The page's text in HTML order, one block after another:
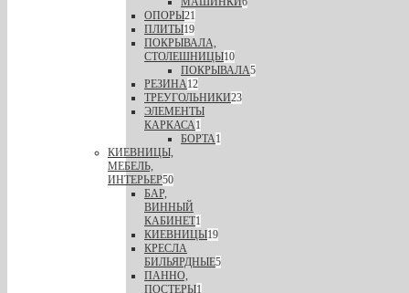
ОПОРЫ21
ПЛИТЫ19
ПОКРЫВАЛА,
СТОЛЕШНИЦЫ10
ПОКРЫВАЛА5
РЕЗИНА12
ТРЕУГОЛЬНИКИ23
ЭЛЕМЕНТЫ
КАРКАСА1
БОРТА1
КИЕВНИЦЫ,
МЕБЕЛЬ,
ИНТЕРЬЕР50
БАР,
ВИННЫЙ
КАБИНЕТ1
КИЕВНИЦЫ19
КРЕСЛА
БИЛЬЯРДНЫЕ5
ПАННО,
ПОСТЕРЫ1